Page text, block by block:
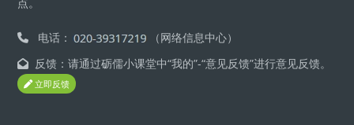
电话：
（网络信息中心）
反馈：请通过砺儒小课堂中“我的”-“意见反馈”进行意见反馈。
立即反馈